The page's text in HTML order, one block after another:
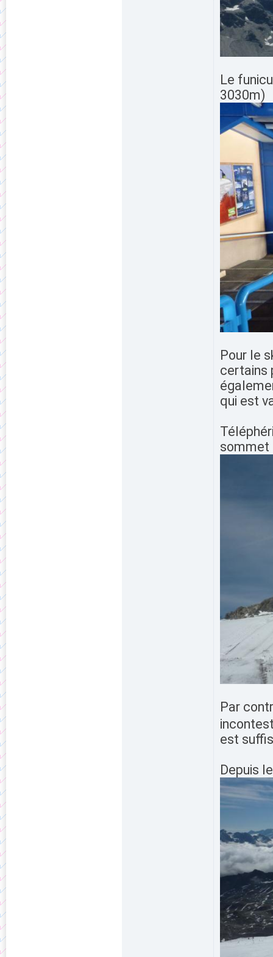
Le
3030m)
Pour le
certains
qui est
sommet
Par
est
Depuis